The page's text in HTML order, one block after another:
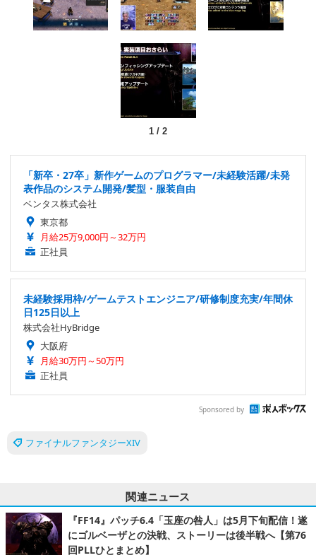
1/ 2
「新卒・27卒」新作ゲームのプログラマー/未経験活躍/未発
表作品のシステム開発/髪型・服装自由
ベンタス株式会社
東京都
月給25万9,000円～32万円
正社員
未経験採用枠/ゲームテストエンジニア/研修制度充実/年間休
日125日以上
株式会社HyBridge
大阪府
月給30万円～50万円
正社員
Sponsored by
ファイナルファンタジーXIV
関連ニュース
『FF14』パッチ6.4「玉座の咎人」は5月下旬配信！遂
にゴルベーザとの決戦、ストーリーは後半戦へ【第76
回PLLひとまとめ】